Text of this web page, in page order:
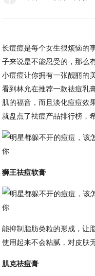
长痘痘是每个女生很烦恼的
子来说是不能忍受的，那么
小痘痘让你拥有一张靓丽的
看到林允在推荐一款祛痘乳
肌的福音，而且淡化痘痘效
就盘点了祛痘产品排行榜，
狮王祛痘软膏
能抑制脂肪类粒的形成，让
使用起来不会粘腻，对皮肤
肌克祛痘膏